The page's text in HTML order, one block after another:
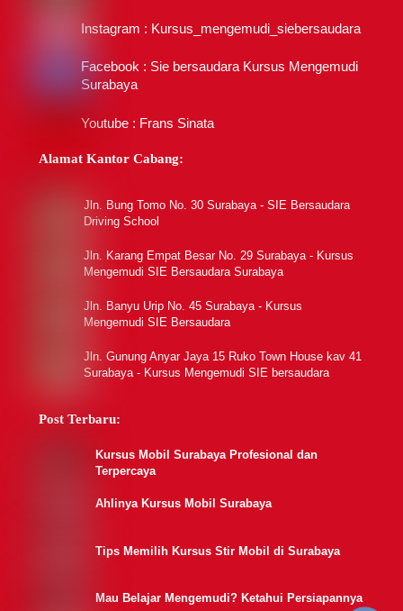
Instagram : Kursus_mengemudi_siebersaudara
Facebook : Sie bersaudara Kursus Mengemudi
Surabaya
Youtube : Frans Sinata
Alamat Kantor Cabang:
Jln. Bung Tomo No. 30 Surabaya - SIE Bersaudara
Driving School
Jln. Karang Empat Besar No. 29 Surabaya - Kursus
Mengemudi SIE Bersaudara Surabaya
Jln. Banyu Urip No. 45 Surabaya - Kursus
Mengemudi SIE Bersaudara
Jln. Gunung Anyar Jaya 15 Ruko Town House kav 41
Surabaya - Kursus Mengemudi SIE bersaudara
Post Terbaru:
Kursus Mobil Surabaya Profesional dan
Terpercaya
Ahlinya Kursus Mobil Surabaya
Tips Memilih Kursus Stir Mobil di Surabaya
Mau Belajar Mengemudi? Ketahui Persiapannya